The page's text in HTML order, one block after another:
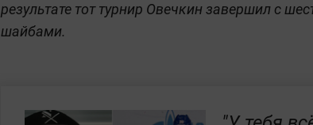
результате тот турнир Овечкин завершил с
шайбами.